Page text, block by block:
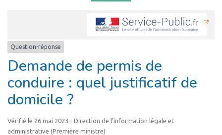
Question-réponse
Demande de permis de
conduire : quel justificatif de
domicile ?
Vérifié le 26 mai 2023 - Direction de l'information légale et
administrative (Première ministre)